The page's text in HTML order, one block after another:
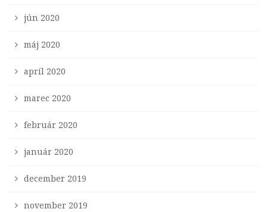
jún 2020
máj 2020
apríl 2020
marec 2020
február 2020
január 2020
december 2019
november 2019